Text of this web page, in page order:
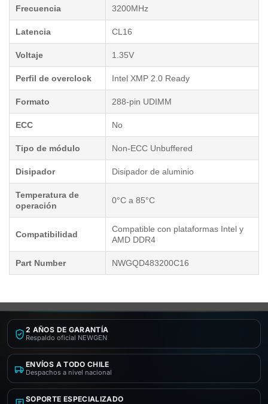
Frecuencia 3200MHz
Latencia CL16
Voltaje 1.35V
Perfil de overclock Intel XMP 2.0 Ready
Formato 288-pin UDIMM
ECC No
Tipo de módulo Non-ECC Unbuffered
Disipador Disipador de aluminio
Temperatura de
operación
0°C a 85°C
Compatibilidad
Compatible con plataformas Intel y
AMD DDR4
Part Number NWGQD483200C16
2 AÑOS DE GARANTÍA
Respaldo oficial NEWGEN
ENVÍOS A TODO CHILE
Despachos a nivel nacional
SOPORTE ESPECIALIZADO